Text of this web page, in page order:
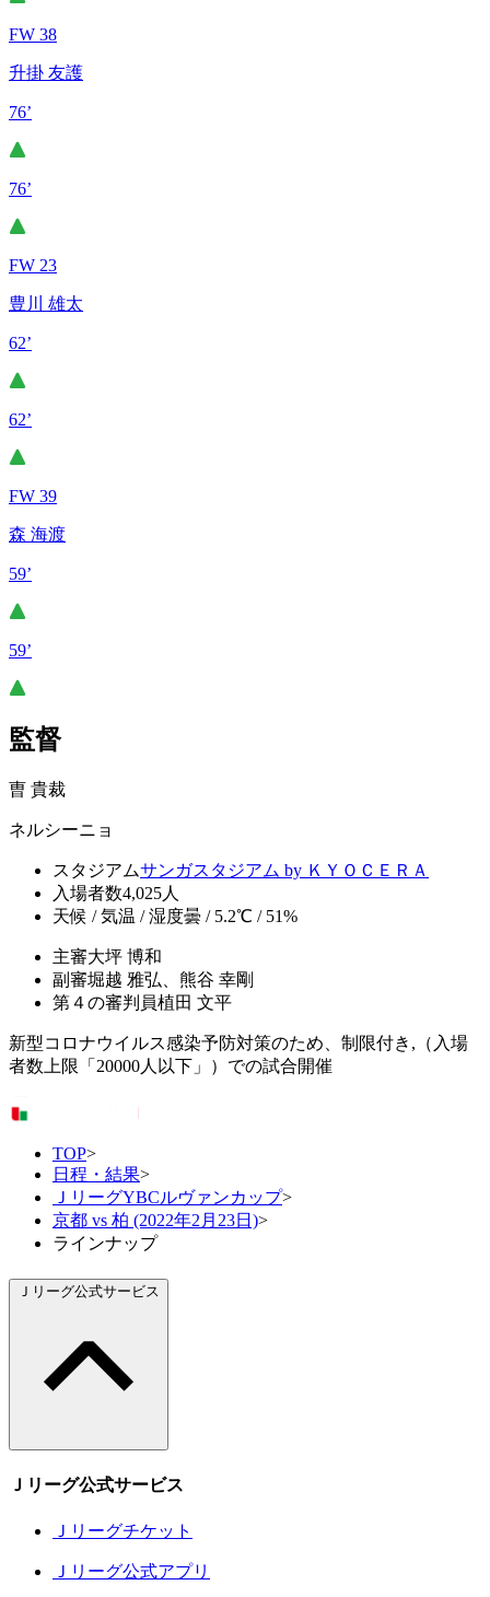
FW 38
升掛 友護
76’
76’
FW 23
豊川 雄太
62’
62’
FW 39
森 海渡
59’
59’
監督
曺 貴裁
ネルシーニョ
スタジアムサンガスタジアム by ＫＹＯＣＥＲＡ
入場者数4,025人
天候 / 気温 / 湿度曇 / 5.2℃ / 51%
主審大坪 博和
副審堀越 雅弘、熊谷 幸剛
第４の審判員植田 文平
新型コロナウイルス感染予防対策のため、制限付き,（入場
者数上限「20000人以下」）での試合開催
TOP>
日程・結果>
ＪリーグYBCルヴァンカップ>
京都 vs 柏 (2022年2月23日)>
ラインナップ
Ｊリーグ公式サービス
Ｊリーグ公式サービス
Ｊリーグチケット
Ｊリーグ公式アプリ